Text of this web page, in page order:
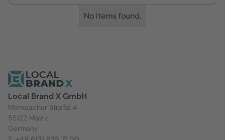
No items found.
Local Brand X GmbH
Mombacher Straße 4
55122 Mainz
Germany